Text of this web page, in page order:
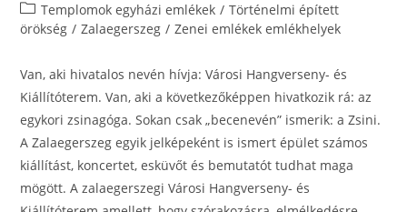
Templomok egyházi emlékek / Történelmi épített
örökség / Zalaegerszeg / Zenei emlékek emlékhelyek
Van, aki hivatalos nevén hívja: Városi Hangverseny- és
Kiállítóterem. Van, aki a következőképpen hivatkozik rá: az
egykori zsinagóga. Sokan csak „becenevén” ismerik: a Zsini.
A Zalaegerszeg egyik jelképeként is ismert épület számos
kiállítást, koncertet, esküvőt és bemutatót tudhat maga
mögött. A zalaegerszegi Városi Hangverseny- és